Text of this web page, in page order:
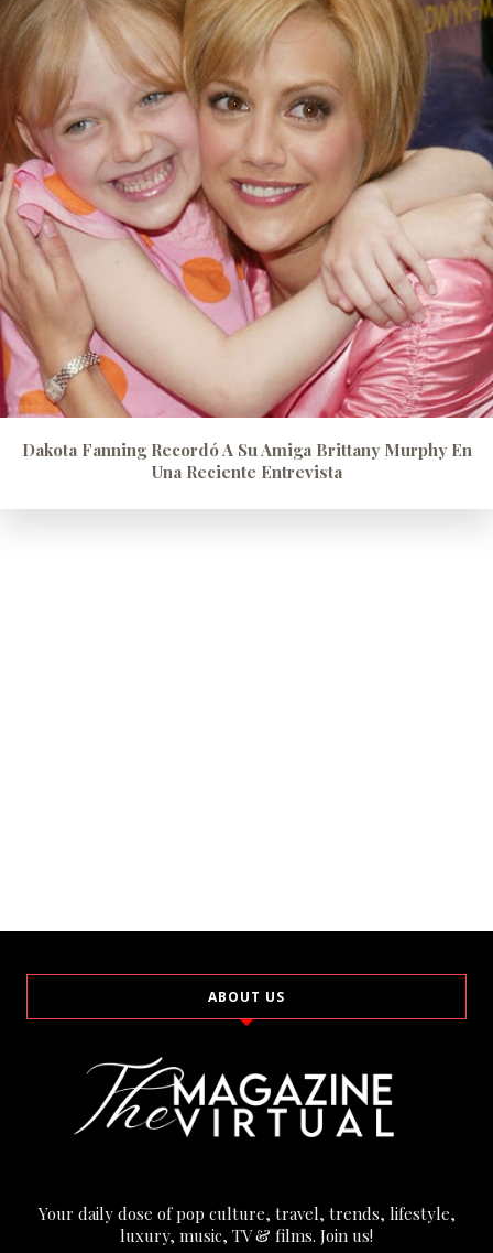
Dakota Fanning Recordó A Su Amiga Brittany Murphy En
Una Reciente Entrevista
ABOUT US
Your daily dose of pop culture, travel, trends, lifestyle,
luxury, music, TV & films. Join us!